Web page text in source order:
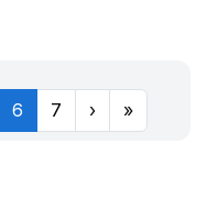
6 7 › »